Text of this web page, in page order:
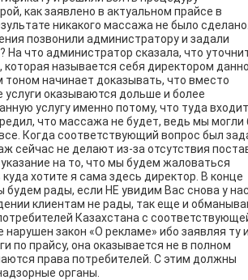
как заявлено в актуальном прайсе в
никакого массажа не было сделано.
позвонили администратору и задали
что администратор сказала, что
которая называется себя директором
тоном начинает доказывать, что вместо
оказываются дольше и более
услугу именно потому, что туда входит
что массажа не будет, ведь мы могли
Когда соответствующий вопрос был
сейчас не делают из-за отсутствия
на то, что мы будем жаловаться
хотите я сама здесь директор. В конце
будем рады, если НЕ увидим Вас снова у
клиентам не рады, так еще и
Казахстана с
закон «О рекламе» ибо заявляя ту
по прайсу, она оказывается не в полном
права потребителей. С этим должны
органы.